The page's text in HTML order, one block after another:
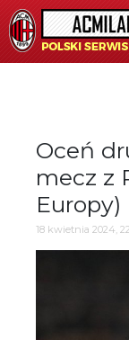
Oceń
mecz z
Europy)
18 kwietnia 2024,